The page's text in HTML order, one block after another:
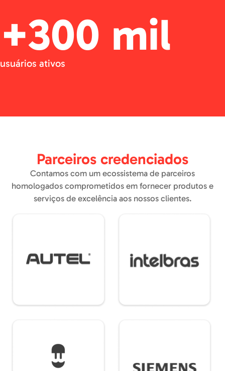
+300 mil
usuários ativos
Parceiros credenciados
Contamos com um ecossistema de parceiros
homologados comprometidos em fornecer produtos e
serviços de excelência aos nossos clientes.